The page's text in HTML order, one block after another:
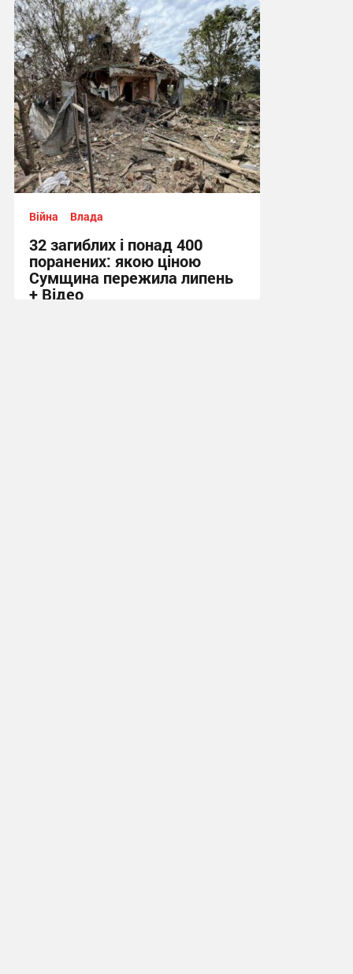
Війна Влада
32 загиблих і понад 400
поранених: якою ціною
Сумщина пережила липень
+ Відео